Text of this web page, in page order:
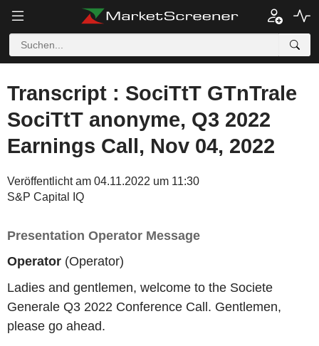
Transcript : SociTtT GTnTrale
SociTtT anonyme, Q3 2022
Earnings Call, Nov 04, 2022
Veröffentlicht am 04.11.2022 um 11:30
S&P Capital IQ
Presentation Operator Message
Operator (Operator)
Ladies and gentlemen, welcome to the Societe
Generale Q3 2022 Conference Call. Gentlemen,
please go ahead.